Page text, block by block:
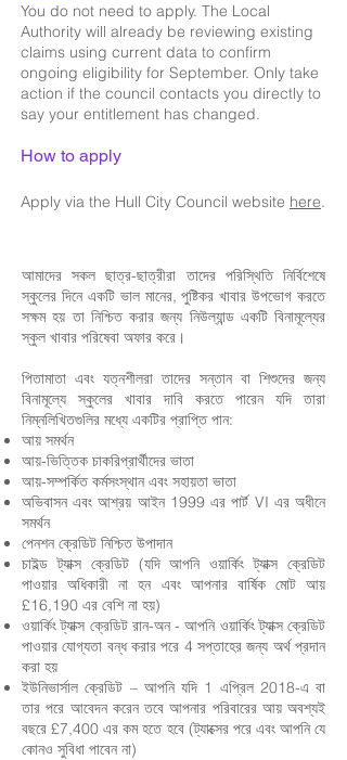
You do not need to apply. The Local
Authority will already be reviewing existing
claims using current data to confirm
ongoing eligibility for September. Only take
action if the council contacts you directly to
say your entitlement has changed.
​How to apply
Apply via the Hull City Council website here.
আমাদের সকল ছাত্র-ছাত্রীরা তাদের পরিস্থিতি নির্বিশেষে
স্কুলের দিনে একটি ভাল মানের, পুষ্টিকর খাবার উপভোগ করতে
সক্ষম হয় তা নিশ্চিত করার জন্য নিউল্যান্ড একটি বিনামূল্যের
স্কুল খাবার পরিষেবা অফার করে।
পিতামাতা এবং যত্নশীলরা তাদের সন্তান বা শিশুদের জন্য
বিনামূল্যে স্কুলের খাবার দাবি করতে পারেন যদি তারা
নিম্নলিখিতগুলির মধ্যে একটির প্রাপ্তি পান:
আয় সমর্থন
আয়-ভিত্তিক চাকরিপ্রার্থীদের ভাতা
আয়-সম্পর্কিত কর্মসংস্থান এবং সহায়তা ভাতা
অভিবাসন এবং আশ্রয় আইন 1999 এর পার্ট VI এর অধীনে
সমর্থন
পেনশন ক্রেডিট নিশ্চিত উপাদান
চাইল্ড ট্যাক্স ক্রেডিট (যদি আপনি ওয়ার্কিং ট্যাক্স ক্রেডিট
পাওয়ার অধিকারী না হন এবং আপনার বার্ষিক মোট আয়
£16,190 এর বেশি না হয়)
ওয়ার্কিং ট্যাক্স ক্রেডিট রান-অন - আপনি ওয়ার্কিং ট্যাক্স ক্রেডিট
পাওয়ার যোগ্যতা বন্ধ করার পরে 4 সপ্তাহের জন্য অর্থ প্রদান
করা হয়
ইউনিভার্সাল ক্রেডিট – আপনি যদি 1 এপ্রিল 2018-এ বা
তার পরে আবেদন করেন তবে আপনার পরিবারের আয় অবশ্যই
বছরে £7,400 এর কম হতে হবে (ট্যাক্সের পরে এবং আপনি যে
কোনও সুবিধা পাবেন না)